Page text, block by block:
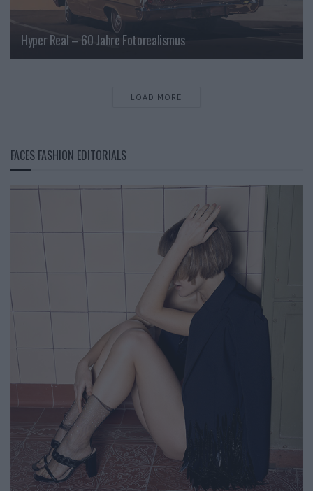
Hyper Real – 60 Jahre Fotorealismus
LOAD MORE
FACES FASHION EDITORIALS